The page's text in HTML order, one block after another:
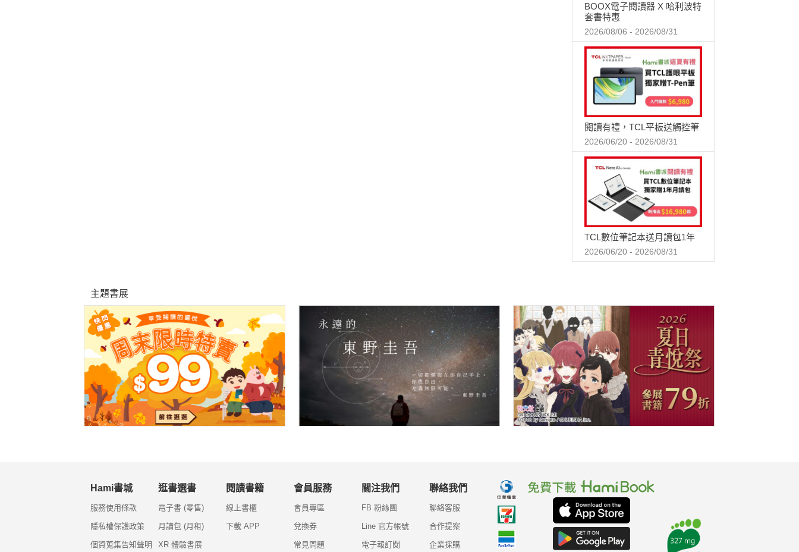
BOOX電子閱讀器 X 哈利波特
套書特惠
2026/08/06 - 2026/08/31
閱讀有禮，TCL平板送觸控筆
2026/06/20 - 2026/08/31
TCL數位筆記本送月讀包1年
2026/06/20 - 2026/08/31
主題書展
Hami書城
服務使用條款
隱私權保護政策
個資蒐集告知聲明
逛書選書
電子書 (零售)
月讀包 (月租)
XR 體驗書展
閱讀書籍
線上書櫃
下載 APP
會員服務
會員專區
兌換券
常見問題
關注我們
FB 粉絲團
Line 官方帳號
電子報訂閱
聯絡我們
聯絡客服
合作提案
企業採購